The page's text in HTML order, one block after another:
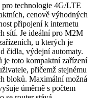
pro technologie 4G/LTE
cenově výhodných
připojení k internetu
sítí. Je ideální pro M2M
u kterých je
čidla, výdejní automaty.
je toto kompaktní zařízení
přičemž stejnému
bloků. Maximální možná
úměrně s počtem